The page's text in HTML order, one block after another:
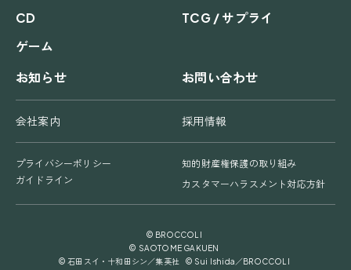
CD
TCG / サプライ
ゲーム
お知らせ
お問い合わせ
会社案内 採用情報
プライバシーポリシー
知的財産権保護の取り組み
ガイドライン
カスタマーハラスメント対応方針
© BROCCOLI
© SAOTOME GAKUEN
© 石田スイ・十和田シン／集英社 © Sui Ishida／BROCCOLI